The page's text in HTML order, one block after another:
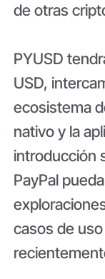
de otras
PYUSD
USD,
ecosistema
nativo y la
introducción
PayPal
casos de